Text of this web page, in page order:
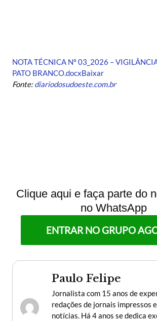
NOTA TÉCNICA Nº 03_2026 –
PATO BRANCO.docxBaixar
Fonte:diariodosudoeste.com.br
Clique aqui e faça parte do
no WhatsApp
ENTRAR NO GRUPO
Paulo Felipe
Jornalista com 15 anos de
redações de jornais impressos
notícias. Há 4 anos se dedica